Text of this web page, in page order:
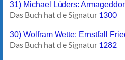
31) Michael Lüders:
Das Buch hat die Signatur 1300
30) Wolfram Wette: Ernstfall
Das Buch hat die Signatur 1282